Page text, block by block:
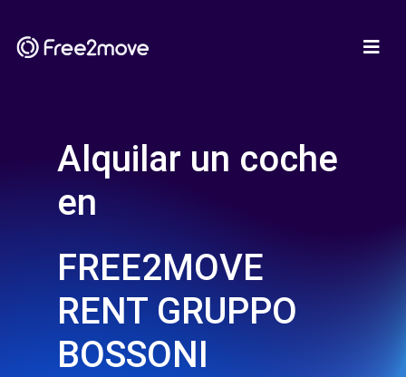
Alquilar un coche
en
FREE2MOVE
RENT GRUPPO
BOSSONI